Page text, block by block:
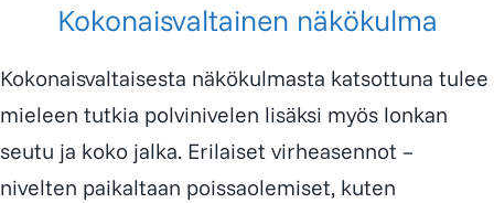
Kokonaisvaltainen näkökulma
Kokonaisvaltaisesta näkökulmasta katsottuna tulee
mieleen tutkia polvinivelen lisäksi myös lonkan
seutu ja koko jalka. Erilaiset virheasennot –
nivelten paikaltaan poissaolemiset, kuten